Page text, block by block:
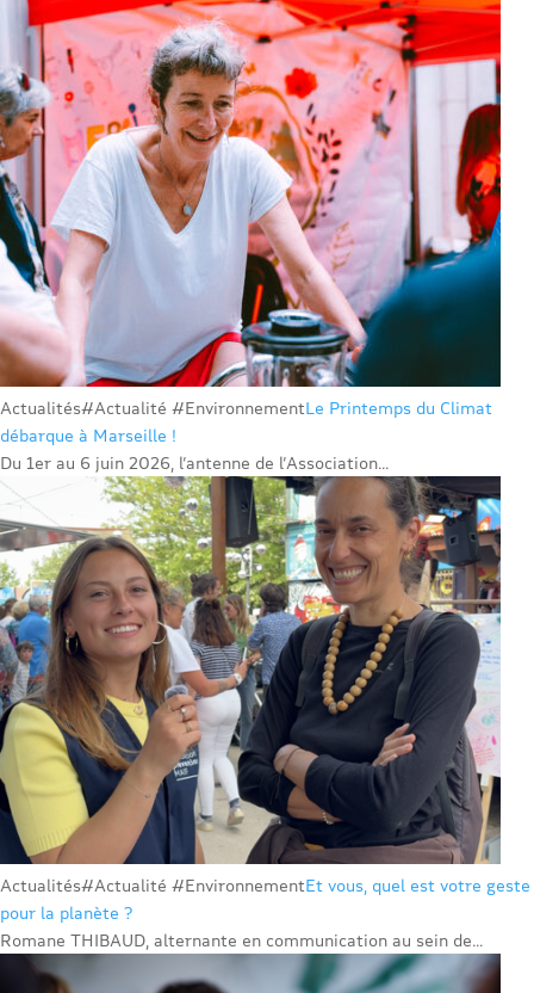
Actualités#Actualité #EnvironnementLe Printemps du Climat
débarque à Marseille !
Du 1er au 6 juin 2026, l’antenne de l’Association...
Actualités#Actualité #EnvironnementEt vous, quel est votre geste
pour la planète ?
Romane THIBAUD, alternante en communication au sein de...